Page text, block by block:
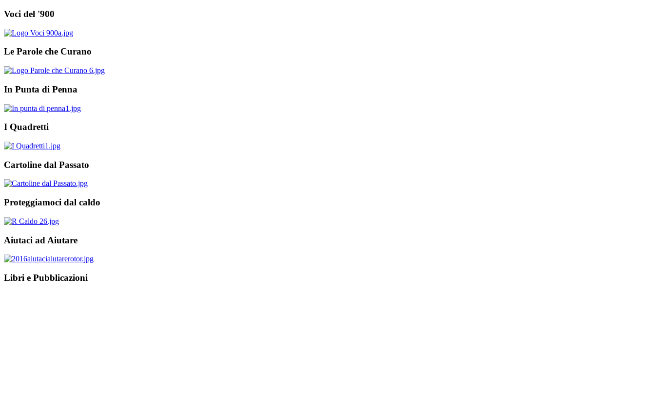
Voci del '900
Le Parole che Curano
In Punta di Penna
I Quadretti
Cartoline dal Passato
Proteggiamoci dal caldo
Aiutaci ad Aiutare
Libri e Pubblicazioni